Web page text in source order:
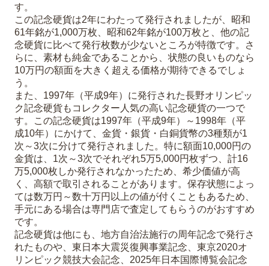
す。
この記念硬貨は2年にわたって発行されましたが、昭和
61年銘が1,000万枚、昭和62年銘が100万枚と、他の記
念硬貨に比べて発行枚数が少ないところが特徴です。さ
らに、素材も純金であることから、状態の良いものなら
10万円の額面を大きく超える価格が期待できるでしょ
う。
また、1997年（平成9年）に発行された長野オリンピッ
ク記念硬貨もコレクター人気の高い記念硬貨の一つで
す。この記念硬貨は1997年（平成9年）～1998年（平
成10年）にかけて、金貨・銀貨・白銅貨幣の3種類が1
次～3次に分けて発行されました。特に額面10,000円の
金貨は、1次～3次でそれぞれ5万5,000円枚ずつ、計16
万5,000枚しか発行されなかったため、希少価値が高
く、高額で取引されることがあります。保存状態によっ
ては数万円～数十万円以上の値が付くこともあるため、
手元にある場合は専門店で査定してもらうのがおすすめ
です。
記念硬貨は他にも、地方自治法施行の周年記念で発行さ
れたものや、東日本大震災復興事業記念、東京2020オ
リンピック競技大会記念、2025年日本国際博覧会記念